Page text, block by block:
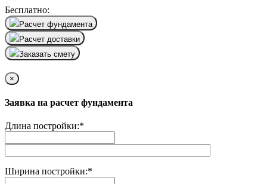
Бесплатно:
Расчет фундамента
Расчет доставки
Заказать смету
×
Заявка на расчет фундамента
Длина постройки:*
Ширина постройки:*